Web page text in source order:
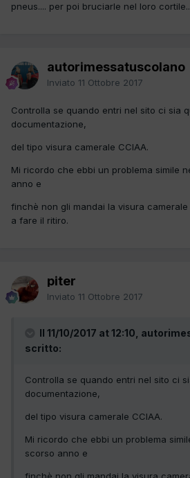
pneus.... per poi bruciarle nel loro
autorimessatuscolano
Inviato 11 Ottobre 2017
Controlla se quando entri nel sito ci sia
documentazione,
del tipo visura camerale CCIAA.
Mi ricordo che ebbi un problema simile
anno e
finchè non gli mandai la visura
a fare il ritiro.
piter
Inviato 11 Ottobre 2017
Il 11/10/2017 at 12:10,
scritto:
Controlla se quando entri nel sito ci
documentazione,
del tipo visura camerale CCIAA.
Mi ricordo che ebbi un problema
scorso anno e